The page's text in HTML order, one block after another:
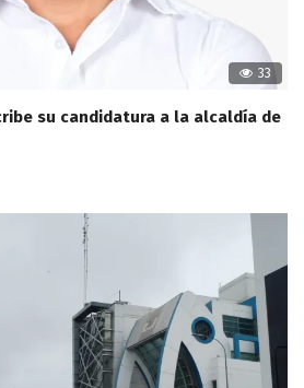
33
su candidatura a la alcaldía de